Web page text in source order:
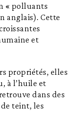
« polluants
anglais). Cette
et
propriétés, elles
à l’huile et
dans des
teint, les